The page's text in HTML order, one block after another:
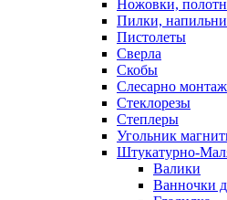
Ножовки,
Пилки,
Пистолеты
Сверла
Скобы
Слесарно
Стеклорезы
Степлеры
Угольник
Штукатурно-
Валики
Ванночки